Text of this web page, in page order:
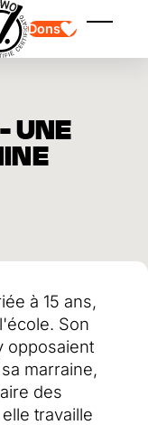
Dons
UNE
à 15 ans,
Son
opposaient
marraine,
des
travaille